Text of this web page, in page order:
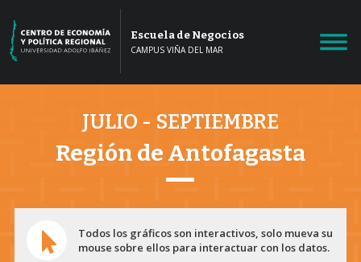
Escuela de Negocios
CAMPUS VIÑA DEL MAR
JULIO - SEPTIEMBRE
Región de Antofagasta
Todos los gráficos son interactivos, solo mueva su
mouse sobre ellos para interactuar con los datos.